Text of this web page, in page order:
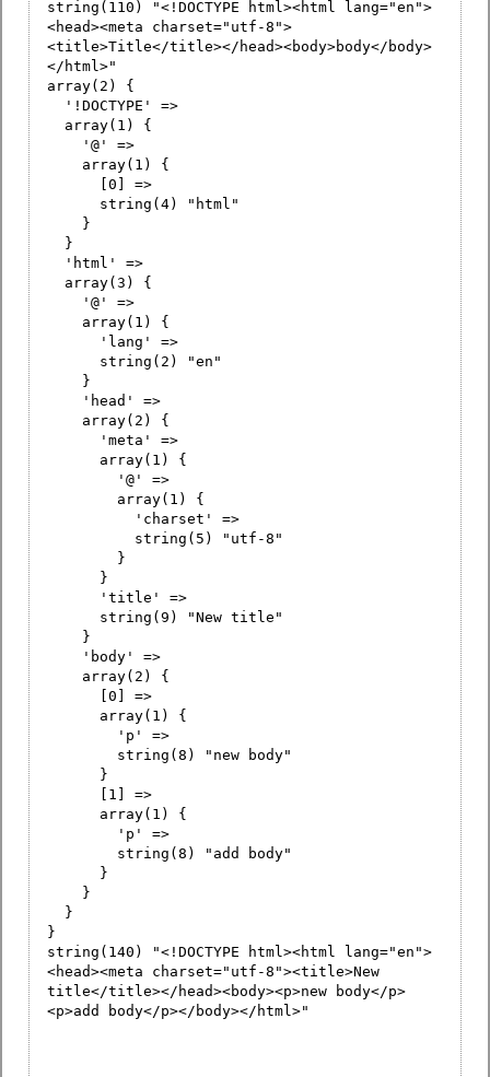
string(110) "<!DOCTYPE html><html lang="en">
<head><meta charset="utf-8">
<title>Title</title></head><body>body</body>
</html>"
array(2) {
'!DOCTYPE' =>
array(1) {
'@' =>
array(1) {
[0] =>
string(4) "html"
}
}
'html' =>
array(3) {
'@' =>
array(1) {
'lang' =>
string(2) "en"
}
'head' =>
array(2) {
'meta' =>
array(1) {
'@' =>
array(1) {
'charset' =>
string(5) "utf-8"
}
}
'title' =>
string(9) "New title"
}
'body' =>
array(2) {
[0] =>
array(1) {
'p' =>
string(8) "new body"
}
[1] =>
array(1) {
'p' =>
string(8) "add body"
}
}
}
}
string(140) "<!DOCTYPE html><html lang="en">
<head><meta charset="utf-8"><title>New
title</title></head><body><p>new body</p>
<p>add body</p></body></html>"